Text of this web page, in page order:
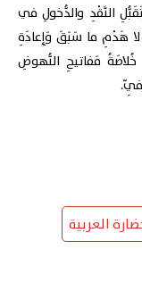
النَّقْدِ والدُّخولِ في
لا هَدْمِ ما سَبَقَ وَإِعادَةِ
خُلاصَةُ مَفاتيحِ النُّهوضِ
العربية